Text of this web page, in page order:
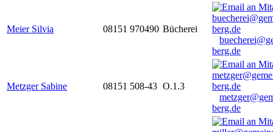
Meier Silvia 08151 970490 Bücherei
berg.de
Metzger Sabine 08151 508-43 O.1.3
berg.de